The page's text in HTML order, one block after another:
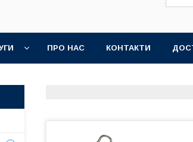
ПРО НАС КОНТАКТИ